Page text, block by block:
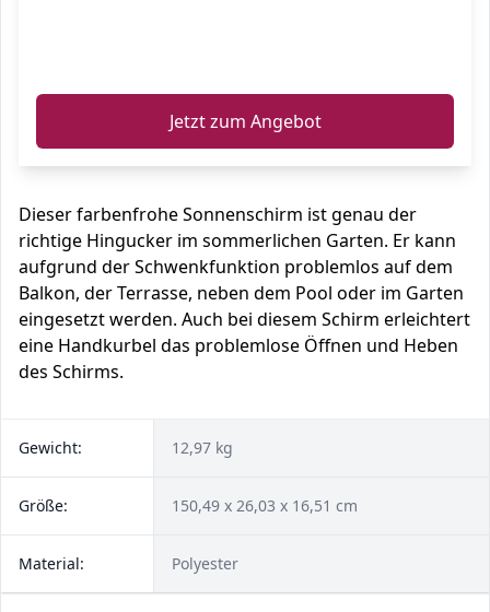
Jetzt zum Angebot
Dieser farbenfrohe Sonnenschirm ist genau der
richtige Hingucker im sommerlichen Garten. Er kann
aufgrund der Schwenkfunktion problemlos auf dem
Balkon, der Terrasse, neben dem Pool oder im Garten
eingesetzt werden. Auch bei diesem Schirm erleichtert
eine Handkurbel das problemlose Öffnen und Heben
des Schirms.
Gewicht: 12,97 kg
Größe: 150,49 x 26,03 x 16,51 cm
Material: Polyester